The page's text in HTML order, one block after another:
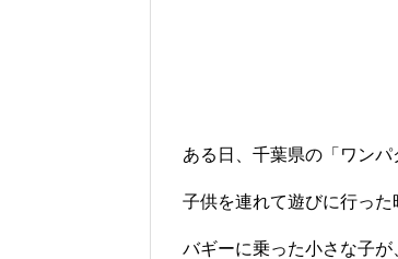
ある日、千葉県の「ワン
子供を連れて遊びに行っ
バギーに乗った小さな子が